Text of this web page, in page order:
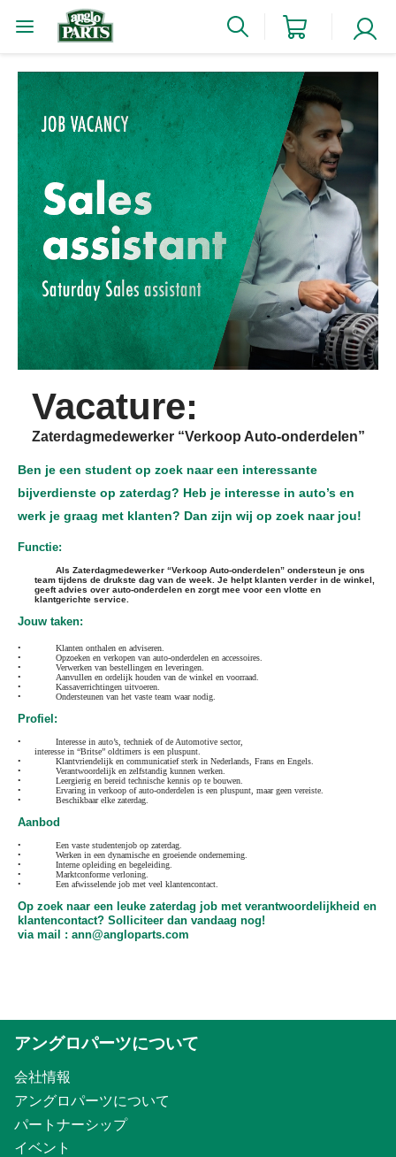
Vacature:
Zaterdagmedewerker “Verkoop Auto-onderdelen”
Ben je een student op zoek naar een interessante
bijverdienste op zaterdag? Heb je interesse in auto’s en
werk je graag met klanten? Dan zijn wij op zoek naar jou!
Functie:
Als Zaterdagmedewerker “Verkoop Auto-onderdelen” ondersteun je ons
team tijdens de drukste dag van de week. Je helpt klanten verder in de winkel,
geeft advies over auto-onderdelen en zorgt mee voor een vlotte en
klantgerichte service.
Jouw taken:
•
Klanten onthalen en adviseren.
•
Opzoeken en verkopen van auto-onderdelen en accessoires.
•
Verwerken van bestellingen en leveringen.
•
Aanvullen en ordelijk houden van de winkel en voorraad.
•
Kassaverrichtingen uitvoeren.
•
Ondersteunen van het vaste team waar nodig.
Profiel:
•
Interesse in auto’s, techniek of de Automotive sector,
interesse in “Britse” oldtimers is een pluspunt.
•
Klantvriendelijk en communicatief sterk in Nederlands, Frans en Engels.
•
Verantwoordelijk en zelfstandig kunnen werken.
•
Leergierig en bereid technische kennis op te bouwen.
•
Ervaring in verkoop of auto-onderdelen is een pluspunt, maar geen vereiste.
•
Beschikbaar elke zaterdag.
Aanbod
•
Een vaste studentenjob op zaterdag.
•
Werken in een dynamische en groeiende onderneming.
•
Interne opleiding en begeleiding.
•
Marktconforme verloning.
•
Een afwisselende job met veel klantencontact.
Op zoek naar een leuke zaterdag job met verantwoordelijkheid en
klantencontact? Solliciteer dan vandaag nog!
via mail : ann@angloparts.com
アングロパーツについて
会社情報
アングロパーツについて
パートナーシップ
イベント